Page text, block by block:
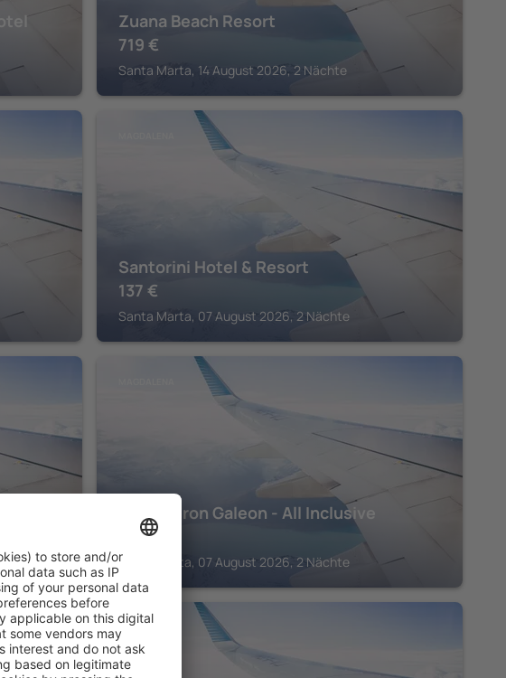
Zuana Beach Resort
719 €
Santa Marta, 14 August 2026, 2 Nächte
Santorini Hotel & Resort
137 €
Santa Marta, 07 August 2026, 2 Nächte
Decameron Galeon - All Inclusive
655€
Santa Marta, 07 August 2026, 2 Nächte
MAGDALENA